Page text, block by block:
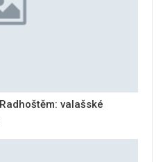
valašské